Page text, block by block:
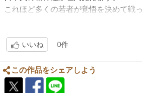
これほど多くの若者が覚悟を決めて戦
いいね 0件
この作品をシェアしよう